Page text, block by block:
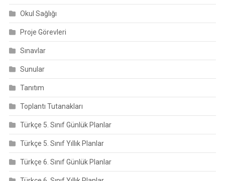
Okul Sağlığı
Proje Görevleri
Sınavlar
Sunular
Tanıtım
Toplantı Tutanakları
Türkçe 5. Sınıf Günlük Planlar
Türkçe 5. Sınıf Yıllık Planlar
Türkçe 6. Sınıf Günlük Planlar